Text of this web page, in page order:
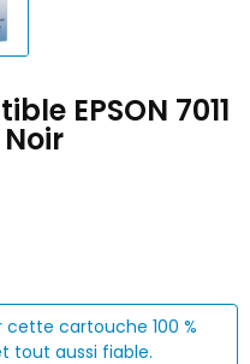
EPSON 7011
Noir
cette cartouche 100 %
tout aussi fiable.